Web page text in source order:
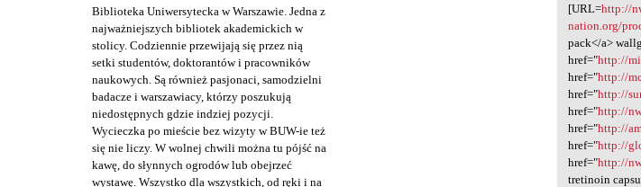
Biblioteka Uniwersytecka w Warszawie. Jedna z
najważniejszych bibliotek akademickich w
stolicy. Codziennie przewijają się przez nią
setki studentów, doktorantów i pracowników
naukowych. Są również pasjonaci, samodzielni
badacze i warszawiacy, którzy poszukują
niedostępnych gdzie indziej pozycji.
Wycieczka po mieście bez wizyty w BUW-ie też
się nie liczy. W wolnej chwili można tu pójść na
kawę, do słynnych ogrodów lub obejrzeć
wystawę. Wszystko dla wszystkich, od ręki i na
[URL=http://
nation.org/
pack</a>
href="http://
href="http://
href="http://
href="http://
href="http://
href="http://
href="http://
tretinoin